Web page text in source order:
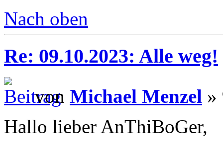
Nach oben
Re: 09.10.2023: Alle weg!
von Michael Menzel »
Hallo lieber AnThiBoGer,